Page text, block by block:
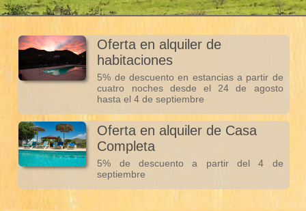
Oferta en alquiler de
habitaciones
5% de descuento en estancias a partir de
cuatro noches desde el 24 de agosto
hasta el 4 de septiembre
Oferta en alquiler de Casa
Completa
5% de descuento a partir del 4 de
septiembre